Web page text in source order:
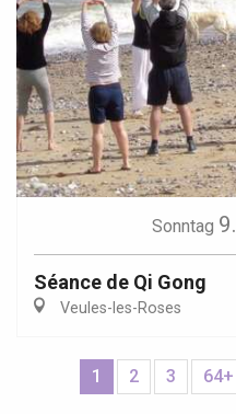
Sonntag 9.
Séance de Qi Gong
Veules-les-Roses
1 2 3 64+